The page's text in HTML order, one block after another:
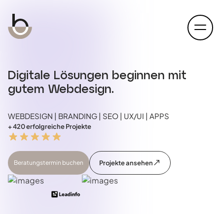
open
Digitale Lösungen beginnen mit
gutem Webdesign.
+ 420 erfolgreiche Projekte
WEBDESIGN | BRANDING | SEO | UX/UI | APPS
Beratungstermin buchen Projekte ansehen